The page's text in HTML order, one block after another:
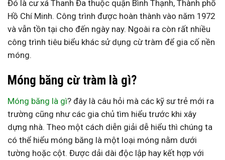
Đó là cư xá Thanh Đa thuộc quận Bình Thạnh, Thành phố
Hồ Chí Minh. Công trình được hoàn thành vào năm 1972
và vẫn tồn tại cho đến ngày nay. Ngoài ra còn rất nhiều
công trình tiêu biểu khác sử dụng cừ tràm để gia cố nền
móng.
Móng băng cừ tràm là gì?
Móng băng là gì? đây là câu hỏi mà các kỹ sư trẻ mới ra
trường cũng như các gia chủ tìm hiểu trước khi xây
dựng nhà. Theo một cách diễn giải dễ hiểu thì chúng ta
có thể hiểu móng băng là một loại móng nằm dưới
tường hoặc cột. Được dải dài độc lập hay kết hợp với